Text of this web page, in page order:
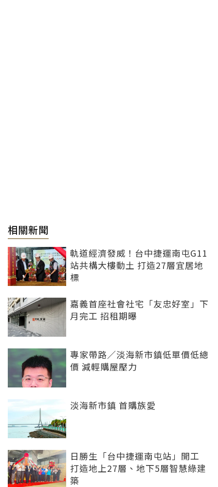
相關新聞
軌道經濟發威！台中捷運南屯G11
站共構大樓動土 打造27層宜居地
標
嘉義首座社會社宅「友忠好室」下
月完工 招租期曝
專家帶路／淡海新市鎮低單價低總
價 減輕購屋壓力
淡海新市鎮 首購族愛
日勝生「台中捷運南屯站」開工
打造地上27層、地下5層智慧綠建
築